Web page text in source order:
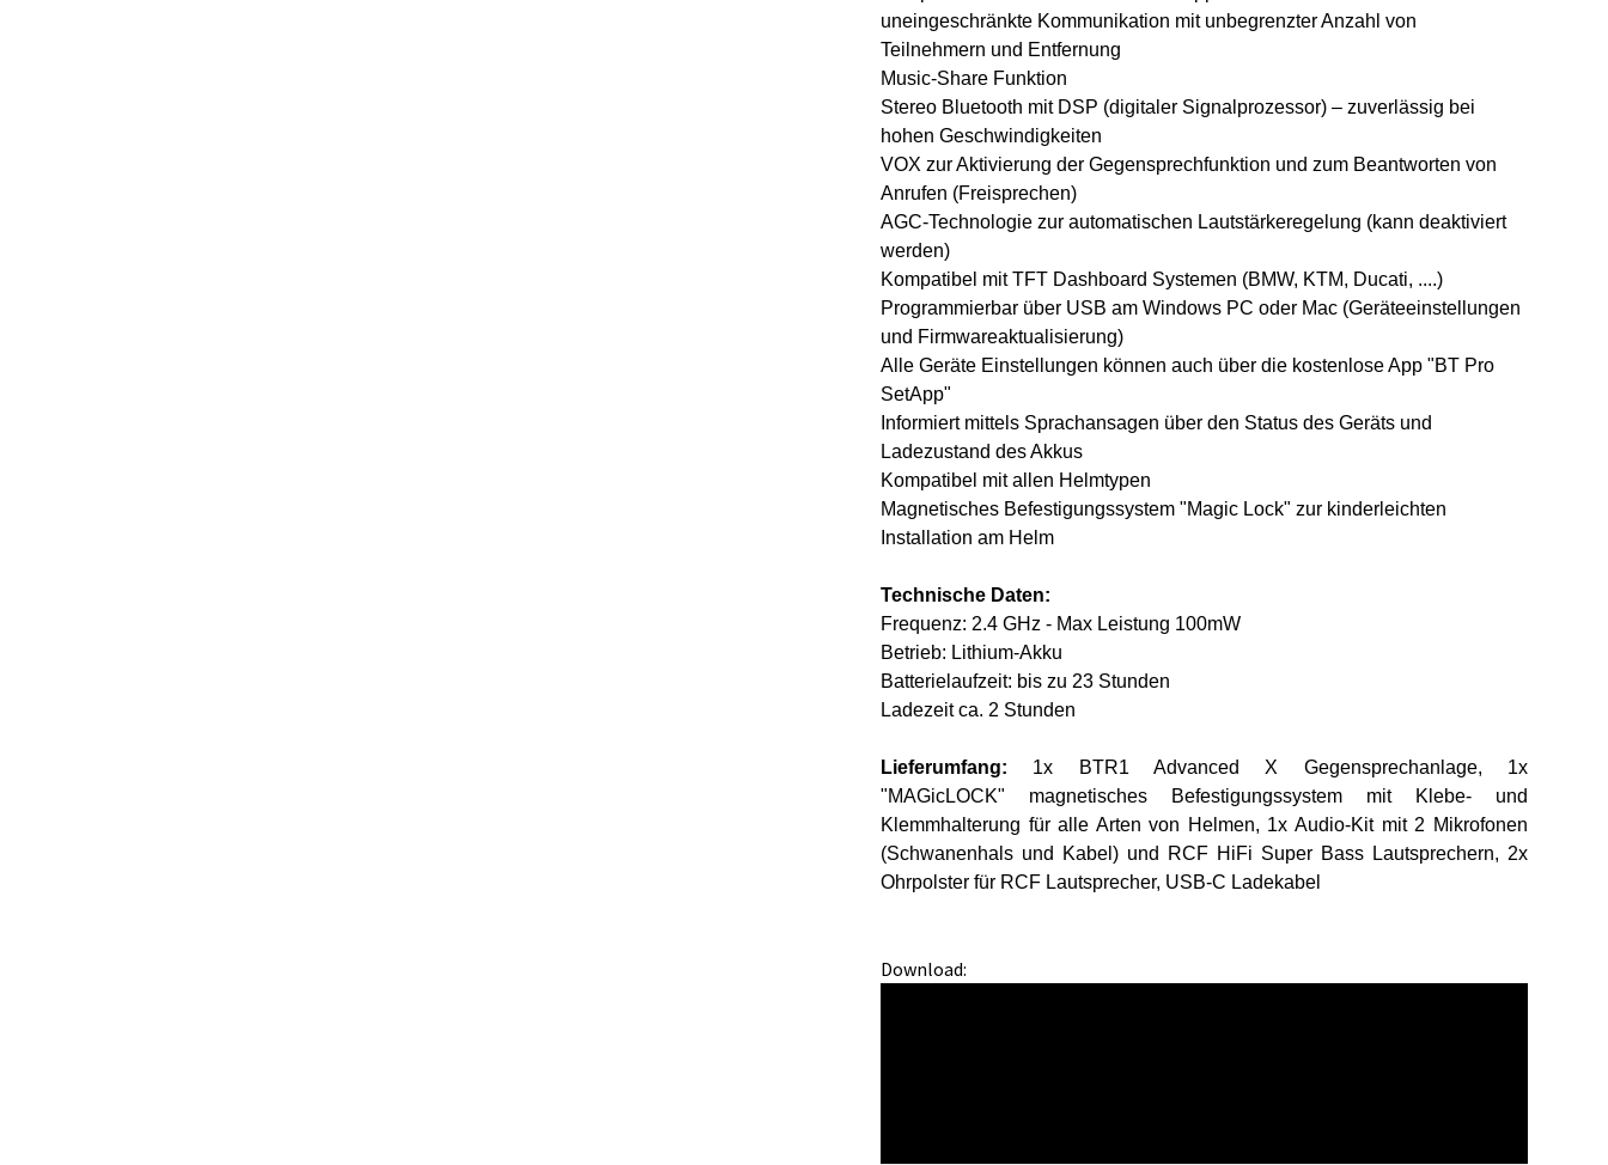
uneingeschränkte Kommunikation mit unbegrenzter Anzahl von
Teilnehmern und Entfernung
Music-Share Funktion
Stereo Bluetooth mit DSP (digitaler Signalprozessor) – zuverlässig bei
hohen Geschwindigkeiten
VOX zur Aktivierung der Gegensprechfunktion und zum Beantworten von
Anrufen (Freisprechen)
AGC-Technologie zur automatischen Lautstärkeregelung (kann deaktiviert
werden)
Kompatibel mit TFT Dashboard Systemen (BMW, KTM, Ducati, ....)
Programmierbar über USB am Windows PC oder Mac (Geräteeinstellungen
und Firmwareaktualisierung)
Alle Geräte Einstellungen können auch über die kostenlose App "BT Pro
SetApp"
Informiert mittels Sprachansagen über den Status des Geräts und
Ladezustand des Akkus
Kompatibel mit allen Helmtypen
Magnetisches Befestigungssystem "Magic Lock" zur kinderleichten
Installation am Helm
Technische Daten:
Frequenz: 2.4 GHz - Max Leistung 100mW
Betrieb: Lithium-Akku
Batterielaufzeit: bis zu 23 Stunden
Ladezeit ca. 2 Stunden
Lieferumfang: 1x BTR1 Advanced X Gegensprechanlage, 1x
"MAGicLOCK" magnetisches Befestigungssystem mit Klebe- und
Klemmhalterung für alle Arten von Helmen, 1x Audio-Kit mit 2 Mikrofonen
(Schwanenhals und Kabel) und RCF HiFi Super Bass Lautsprechern, 2x
Ohrpolster für RCF Lautsprecher, USB-C Ladekabel
Download: